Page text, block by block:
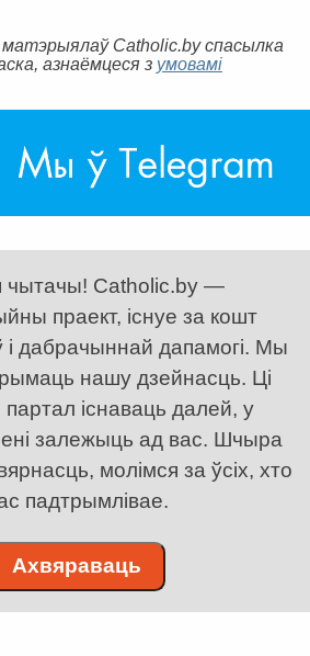
Catholic.by спасылка
азнаёмцеся з умовамі
чытачы! Catholic.by —
праект, існуе за кошт
і дабрачыннай дапамогі. Мы
нашу дзейнасць. Ці
існаваць далей, у
залежыць ад вас. Шчыра
молімся за ўсіх, хто
падтрымлівае.
Ахвяраваць